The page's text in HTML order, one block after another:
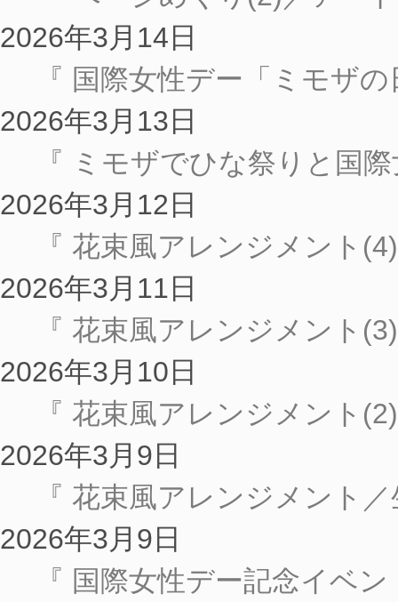
2026年3月14日
『 国際女性デー「ミモザ
2026年3月13日
『 ミモザでひな祭りと国
2026年3月12日
『 花束風アレンジメント
2026年3月11日
『 花束風アレンジメント
2026年3月10日
『 花束風アレンジメント
2026年3月9日
『 花束風アレンジメント
2026年3月9日
『 国際女性デー記念イベ